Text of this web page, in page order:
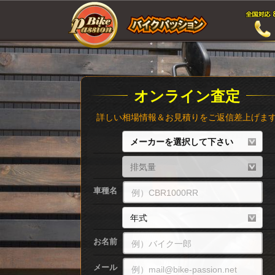
オンライン査定
詳しい相場情報＆お見積りをご返信差上げま
車種名
お名前
メール